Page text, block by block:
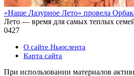
«Наше Лазурное Лето» провела
Лето — время для самых теплых
0427
О сайте Ньюслента
Карта сайта
При использовании материалов